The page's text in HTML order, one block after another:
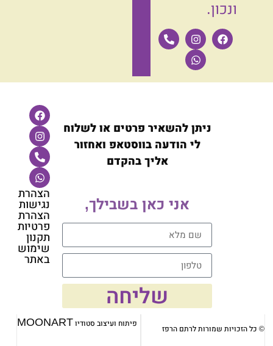
ונכון.
ניתן להשאיר פרטים או לשלוח
לי הודעה בווסטאפ ואחזור
אליך בהקדם
אני כאן בשבילך,
שליחה
הצהרת
נגישות
הצהרת
פרטיות
תקנון
שימוש
באתר
© כל הזכויות שמורות לרתם הרפז
פיתוח ועיצוב סטודיו MOONART